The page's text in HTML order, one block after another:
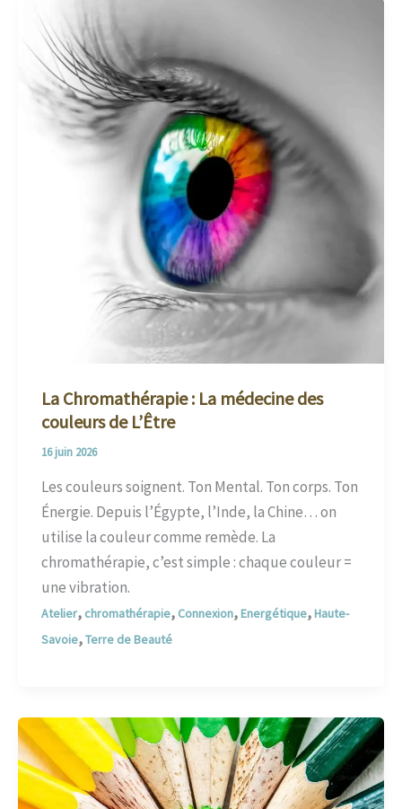
La Chromathérapie : La médecine des
couleurs de L’Être
16 juin 2026
Les couleurs soignent. Ton Mental. Ton corps. Ton
Énergie. Depuis l’Égypte, l’Inde, la Chine… on
utilise la couleur comme remède. La
chromathérapie, c’est simple : chaque couleur =
une vibration.
Atelier, chromathérapie, Connexion,Energétique,Haute-
Savoie,Terre de Beauté